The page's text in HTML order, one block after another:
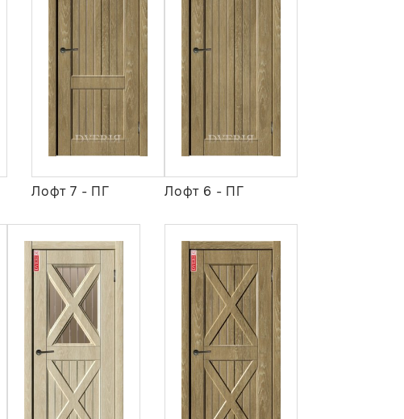
Лофт 7 - ПГ Лофт 6 - ПГ